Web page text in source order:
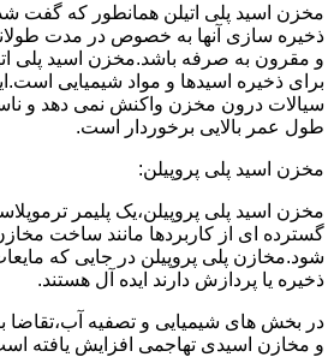
مخزن اسید پلی اتیلن همانطور که گفت
ذخیره سازی آنها به خصوص در مدت
و مقرون به صرفه باشد.مخزن اسید پلی
برای ذخیره اسیدها و مواد شیمیایی
سیالات درون مخزن واکنش نمی دهد و
طول عمر بالایی برخوردار است.
مخزن اسید پلی پروپیلن:
مخزن اسید پلی پروپیلن،یک پلیمر
گسترده ای از کاربردها مانند ساخت
شود.مخازن پلی پروپیلن در جایی که مایعات
ذخیره یا پردازش دارند ایده آل هستند.
در بخش های شیمیایی و تصفیه آب،تقاضا
و مخازن اسیدی تهاجمی افزایش یافته